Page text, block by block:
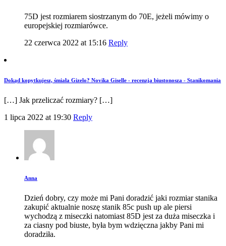
75D jest rozmiarem siostrzanym do 70E, jeżeli mówimy o
europejskiej rozmiarówce.
22 czerwca 2022 at 15:16 Reply
Dokąd kopytkujesz, śmiała Gizelo? Novika Giselle - recenzja biustonosza - Stanikomania
[…] Jak przeliczać rozmiary? […]
1 lipca 2022 at 19:30 Reply
Anna
Dzień dobry, czy może mi Pani doradzić jaki rozmiar stanika
zakupić aktualnie noszę stanik 85c push up ale piersi
wychodzą z miseczki natomiast 85D jest za duża miseczka i
za ciasny pod biuste, była bym wdzięczna jakby Pani mi
doradziła.